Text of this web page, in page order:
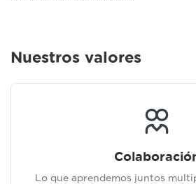
Nuestros valores
Lo que aprendemos juntos